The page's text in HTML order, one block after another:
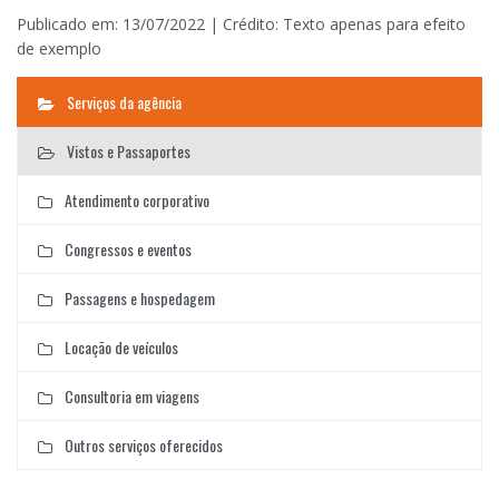
Publicado em: 13/07/2022 | Crédito: Texto apenas para efeito
de exemplo
Serviços da agência
Vistos e Passaportes
Atendimento corporativo
Congressos e eventos
Passagens e hospedagem
Locação de veículos
Consultoria em viagens
Outros serviços oferecidos